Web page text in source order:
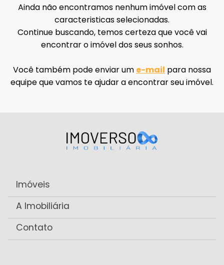
Ainda não encontramos nenhum imóvel com as
caracteristicas selecionadas.
Continue buscando, temos certeza que você vai
encontrar o imóvel dos seus sonhos.
Você também pode enviar um e-mail para nossa
equipe que vamos te ajudar a encontrar seu imóvel.
Imóveis
A Imobiliária
Contato